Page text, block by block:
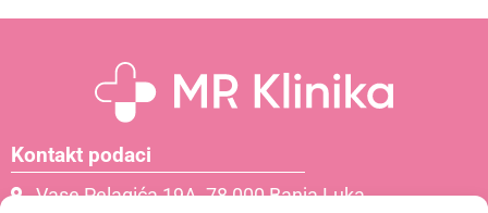
Kontakt podaci
Vase Pelagića 19A, 78 000 Banja Luka